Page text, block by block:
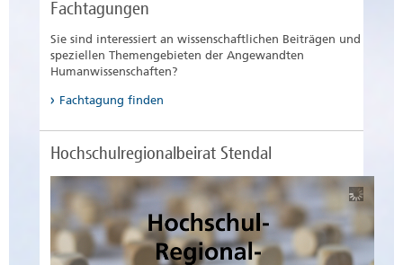
Fachtagungen
Sie sind interessiert an wissenschaftlichen Beiträgen und
speziellen Themengebieten der Angewandten
Humanwissenschaften?
Fachtagung finden
Hochschulregionalbeirat Stendal